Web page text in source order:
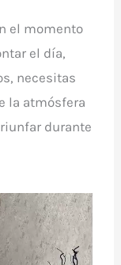
el momento
el día,
necesitas
la atmósfera
durante